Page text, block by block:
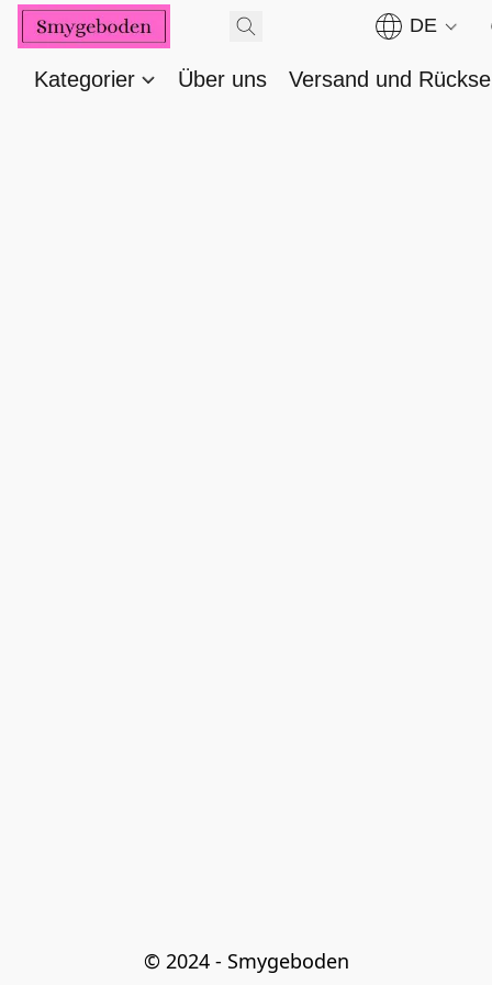
DE
Kategorier Über uns Versand und
© 2024 - Smygeboden